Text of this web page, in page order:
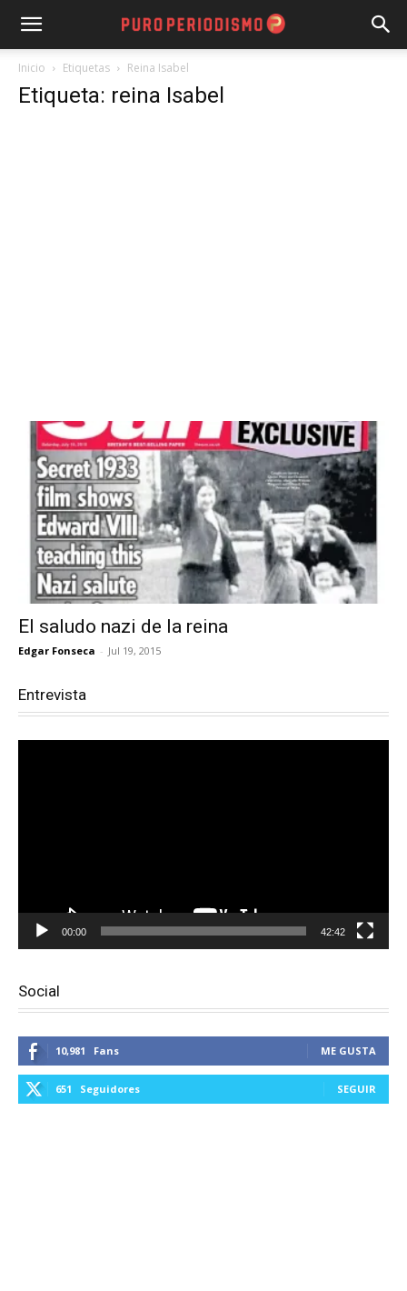
Inicio Etiquetas Reina Isabel
Etiqueta: reina Isabel
El saludo nazi de la reina
Edgar Fonseca - Jul 19, 2015
Entrevista
00:00 42:42
Social
10,981 Fans ME GUSTA
651 Seguidores SEGUIR